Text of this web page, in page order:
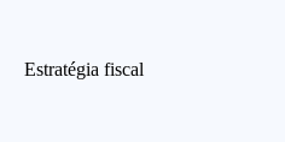
Estratégia fiscal